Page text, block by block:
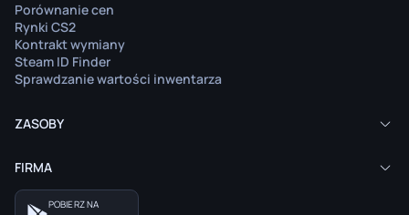
Porównanie cen
Rynki CS2
Kontrakt wymiany
Steam ID Finder
Sprawdzanie wartości inwentarza
ZASOBY
FIRMA
POBIERZ NA